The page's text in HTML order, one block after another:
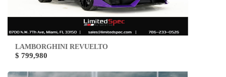
LAMBORGHINI REVUELTO
$ 799,980